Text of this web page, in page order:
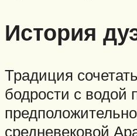
История
Традиция
бодрости с водой
средневековой